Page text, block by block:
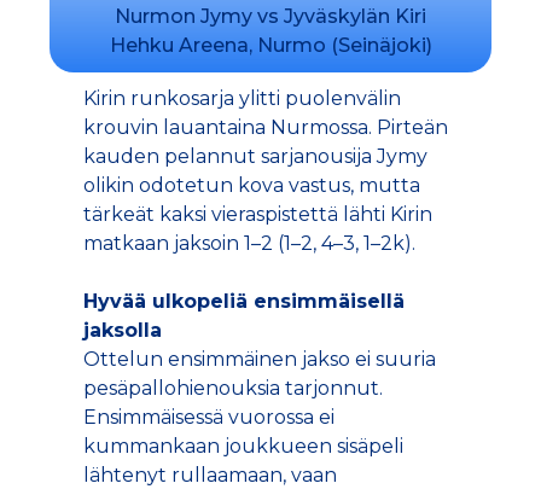
Nurmon Jymy vs Jyväskylän Kiri
Hehku Areena, Nurmo (Seinäjoki)
Kirin runkosarja ylitti puolenvälin
krouvin lauantaina Nurmossa. Pirteän
kauden pelannut sarjanousija Jymy
olikin odotetun kova vastus, mutta
tärkeät kaksi vieraspistettä lähti Kirin
matkaan jaksoin 1–2 (1–2, 4–3, 1–2k).
Hyvää ulkopeliä ensimmäisellä
jaksolla
Ottelun ensimmäinen jakso ei suuria
pesäpallohienouksia tarjonnut.
Ensimmäisessä vuorossa ei
kummankaan joukkueen sisäpeli
lähtenyt rullaamaan, vaan